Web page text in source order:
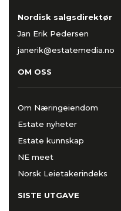
Nordisk salgsdirektør
Jan Erik Pedersen
janerik@estatemedia.no
OM OSS
Om Næringeiendom
Estate nyheter
Estate kunnskap
NE meet
Norsk Leietakerindeks
SISTE UTGAVE